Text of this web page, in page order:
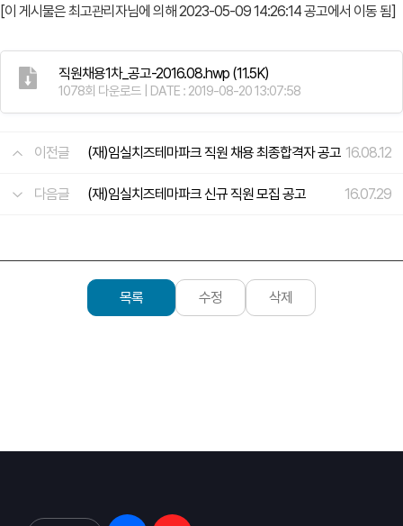
[이 게시물은 최고관리자님에 의해 2023-05-09 14:26:14 공고에서 이동 됨]
직원채용1차_공고-2016.08.hwp (11.5K)
1078회 다운로드 | DATE : 2019-08-20 13:07:58
이전글 (재)임실치즈테마파크 직원 채용 최종합격자 공고 16.08.12
다음글 (재)임실치즈테마파크 신규 직원 모집 공고 16.07.29
목록 수정 삭제